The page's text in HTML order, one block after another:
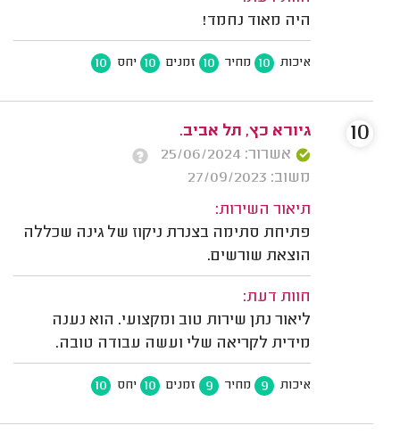
היה מאוד נחמד!
איכות 10 מחיר 10 זמנים 10 יחס 10
גיורא כץ, תל אביב.
אשרור: 25/06/2024
משוב: 27/09/2023
תיאור השירות:
פתיחת סתימה בצנרת ניקוז של גינה שכללה
הוצאת שורשים.
חוות דעת:
ליאור נתן שירות טוב ומקצועי. הוא נענה
מידית לקריאה שלי ועשה עבודה טובה.
איכות 9 מחיר 9 זמנים 10 יחס 10
10